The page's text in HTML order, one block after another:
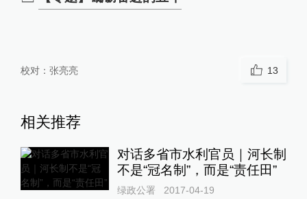
校对： 张亮亮 13
相关推荐
对话多省市水利官员｜河长制
不是“冠名制”，而是“责任田”
绿政公署
2017-04-19